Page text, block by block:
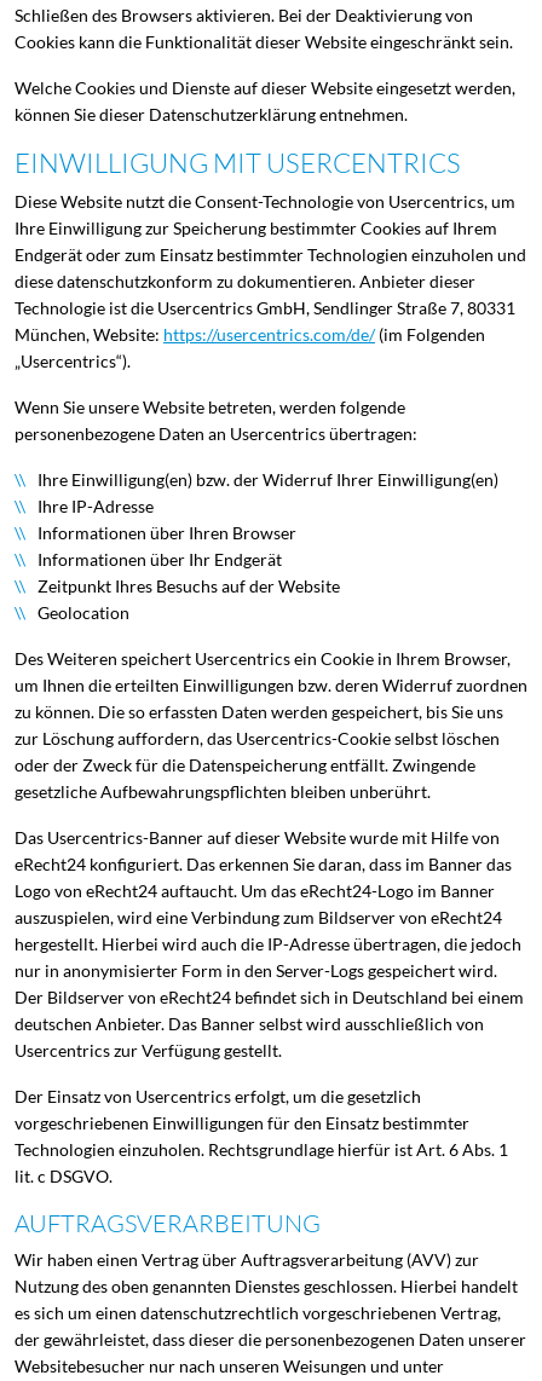
Schließen des Browsers aktivieren. Bei der Deaktivierung von
Cookies kann die Funktionalität dieser Website eingeschränkt sein.
Welche Cookies und Dienste auf dieser Website eingesetzt werden,
können Sie dieser Datenschutzerklärung entnehmen.
EINWILLIGUNG MIT USERCENTRICS
Diese Website nutzt die Consent-Technologie von Usercentrics, um
Ihre Einwilligung zur Speicherung bestimmter Cookies auf Ihrem
Endgerät oder zum Einsatz bestimmter Technologien einzuholen und
diese datenschutzkonform zu dokumentieren. Anbieter dieser
Technologie ist die Usercentrics GmbH, Sendlinger Straße 7, 80331
München, Website: https://usercentrics.com/de/(im Folgenden
„Usercentrics“).
Wenn Sie unsere Website betreten, werden folgende
personenbezogene Daten an Usercentrics übertragen:
Ihre Einwilligung(en) bzw. der Widerruf Ihrer Einwilligung(en)
Ihre IP-Adresse
Informationen über Ihren Browser
Informationen über Ihr Endgerät
Zeitpunkt Ihres Besuchs auf der Website
Geolocation
Des Weiteren speichert Usercentrics ein Cookie in Ihrem Browser,
um Ihnen die erteilten Einwilligungen bzw. deren Widerruf zuordnen
zu können. Die so erfassten Daten werden gespeichert, bis Sie uns
zur Löschung auffordern, das Usercentrics-Cookie selbst löschen
oder der Zweck für die Datenspeicherung entfällt. Zwingende
gesetzliche Aufbewahrungspflichten bleiben unberührt.
Das Usercentrics-Banner auf dieser Website wurde mit Hilfe von
eRecht24 konfiguriert. Das erkennen Sie daran, dass im Banner das
Logo von eRecht24 auftaucht. Um das eRecht24-Logo im Banner
auszuspielen, wird eine Verbindung zum Bildserver von eRecht24
hergestellt. Hierbei wird auch die IP-Adresse übertragen, die jedoch
nur in anonymisierter Form in den Server-Logs gespeichert wird.
Der Bildserver von eRecht24 befindet sich in Deutschland bei einem
deutschen Anbieter. Das Banner selbst wird ausschließlich von
Usercentrics zur Verfügung gestellt.
Der Einsatz von Usercentrics erfolgt, um die gesetzlich
vorgeschriebenen Einwilligungen für den Einsatz bestimmter
Technologien einzuholen. Rechtsgrundlage hierfür ist Art. 6 Abs. 1
lit. c DSGVO.
AUFTRAGSVERARBEITUNG
Wir haben einen Vertrag über Auftragsverarbeitung (AVV) zur
Nutzung des oben genannten Dienstes geschlossen. Hierbei handelt
es sich um einen datenschutzrechtlich vorgeschriebenen Vertrag,
der gewährleistet, dass dieser die personenbezogenen Daten unserer
Websitebesucher nur nach unseren Weisungen und unter